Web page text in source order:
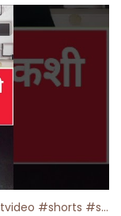
पुलिस और गौकशी आरोपियों में मुठभेड़ ! #shortvideo #shorts #shortsfeed